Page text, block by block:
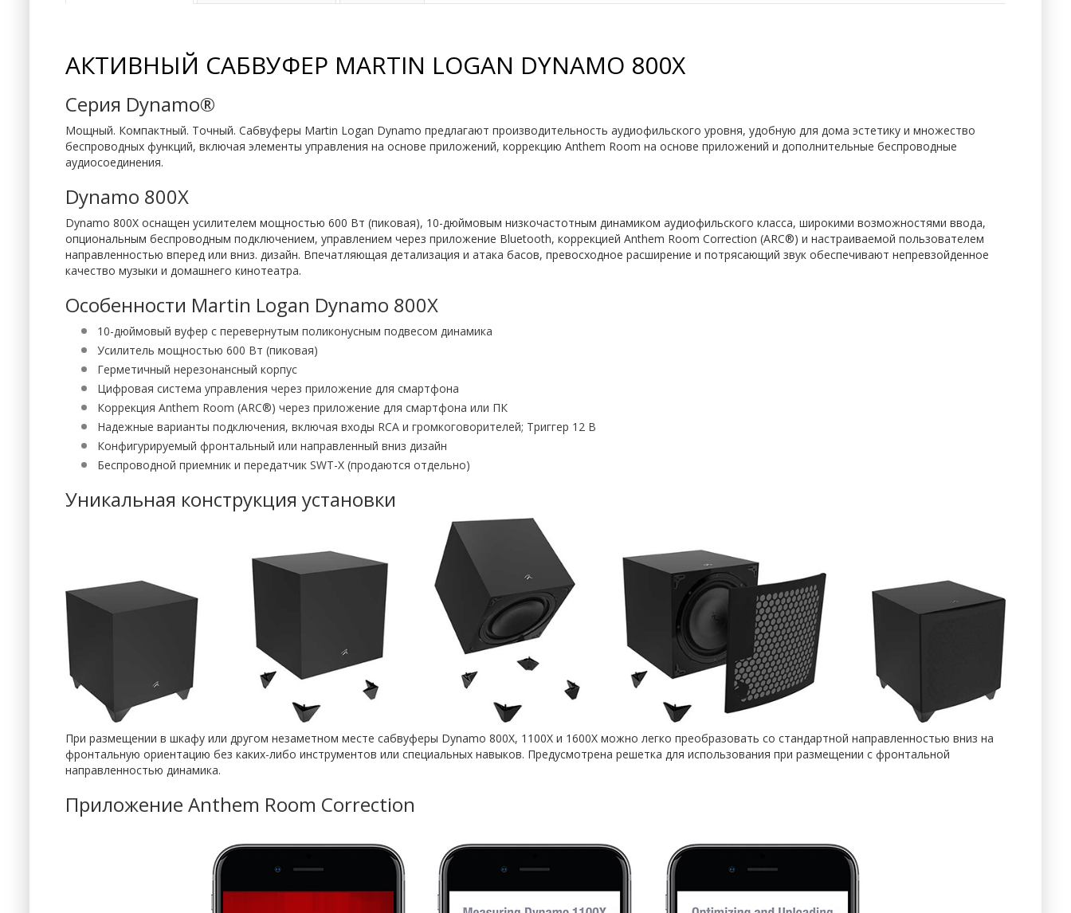
АКТИВНЫЙ САБВУФЕР MARTIN LOGAN DYNAMO 800X
Серия Dynamo®
Мощный. Компактный. Точный. Сабвуферы Martin Logan Dynamo предлагают производительность аудиофильского уровня, удобную для дома эстетику и множество
беспроводных функций, включая элементы управления на основе приложений, коррекцию Anthem Room на основе приложений и дополнительные беспроводные
аудиосоединения.
Dynamo 800X
Dynamo 800X оснащен усилителем мощностью 600 Вт (пиковая), 10-дюймовым низкочастотным динамиком аудиофильского класса, широкими возможностями ввода,
опциональным беспроводным подключением, управлением через приложение Bluetooth, коррекцией Anthem Room Correction (ARC®) и настраиваемой пользователем
направленностью вперед или вниз. дизайн. Впечатляющая детализация и атака басов, превосходное расширение и потрясающий звук обеспечивают непревзойденное
качество музыки и домашнего кинотеатра.
Особенности Martin Logan Dynamo 800X
10-дюймовый вуфер с перевернутым поликонусным подвесом динамика
Усилитель мощностью 600 Вт (пиковая)
Герметичный нерезонансный корпус
Цифровая система управления через приложение для смартфона
Коррекция Anthem Room (ARC®) через приложение для смартфона или ПК
Надежные варианты подключения, включая входы RCA и громкоговорителей; Триггер 12 В
Конфигурируемый фронтальный или направленный вниз дизайн
Беспроводной приемник и передатчик SWT-X (продаются отдельно)
Уникальная конструкция установки
При размещении в шкафу или другом незаметном месте сабвуферы Dynamo 800X, 1100X и 1600X можно легко преобразовать со стандартной направленностью вниз на
фронтальную ориентацию без каких-либо инструментов или специальных навыков. Предусмотрена решетка для использования при размещении с фронтальной
направленностью динамика.
Приложение Anthem Room Correction